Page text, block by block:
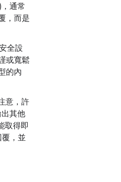
通常
，而是
全設
或寬鬆
的內
意，許
其他
取得即
，並